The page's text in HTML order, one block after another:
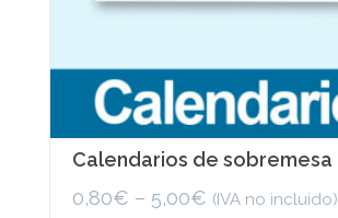
Calendarios de sobremesa
0,80€ – 5,00€ (IVA no incluido)